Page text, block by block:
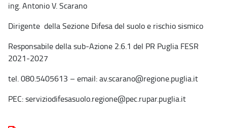
ing. Antonio V. Scarano
Dirigente della Sezione Difesa del suolo e rischio sismico
Responsabile della sub-Azione 2.6.1 del PR Puglia FESR
2021-2027
tel. 080.5405613 – email: av.scarano@regione.puglia.it
PEC: serviziodifesasuolo.regione@pec.rupar.puglia.it